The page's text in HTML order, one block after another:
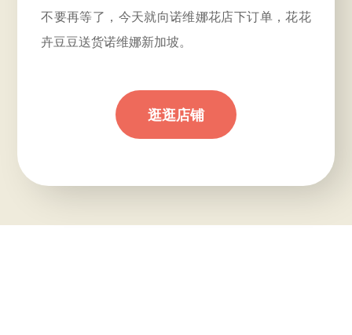
不要再等了，今天就向诺维娜花店下订单，花花
卉豆豆送货诺维娜新加坡。
逛逛店铺